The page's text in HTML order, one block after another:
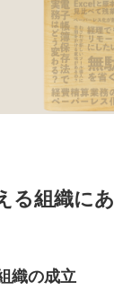
る組織に
織の成立